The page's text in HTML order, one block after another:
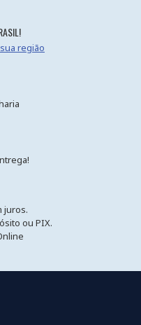
região
juros.
ou PIX.